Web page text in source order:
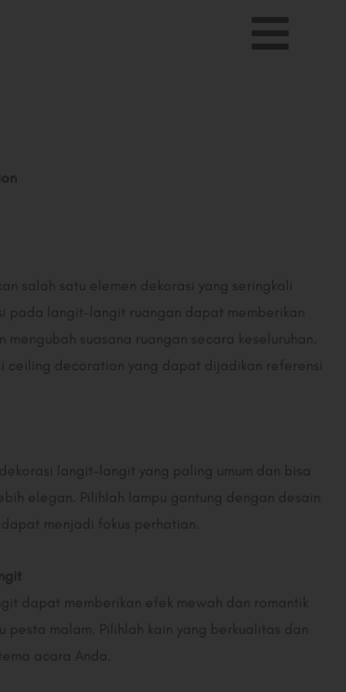
salah satu elemen dekorasi yang seringkali
pada langit-langit ruangan dapat memberikan
mengubah suasana ruangan secara keseluruhan.
ceiling decoration yang dapat dijadikan referensi
dekorasi langit-langit yang paling umum dan bisa
elegan. Pilihlah lampu gantung dengan desain
dapat menjadi fokus perhatian.
dapat memberikan efek mewah dan romantik
malam. Pilihlah kain yang berkualitas dan
acara Anda.